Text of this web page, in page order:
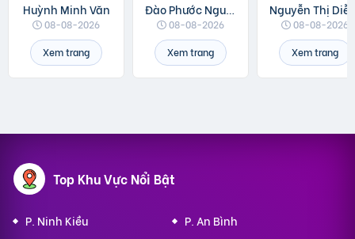
Huỳnh Minh Văn
08-08-2026
Xem trang
Đào Phước Nguyên
08-08-2026
Xem trang
08-08-2026
Xem trang
Top Khu Vực Nổi Bật
P. Ninh Kiều
P. An Bình